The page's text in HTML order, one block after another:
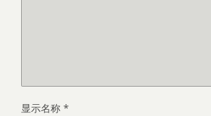
显示名称 *